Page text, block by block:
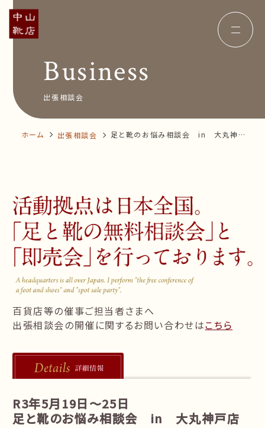
Concept コンセプト
Insole オーダー中敷き
News&Blog
Company 会社概要
オンラインショップ
お問い合わせ
follow us!
Business
出張相談会
ホーム 出張相談会
足と靴のお悩み相談会 in 大丸神戸
百貨店等の催事ご担当者さまへ
出張相談会の開催に関するお問い合わせはこちら
R3年5月19日～25日
足と靴のお悩み相談会 in 大丸神戸店